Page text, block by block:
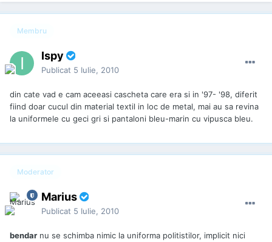
Membru
Ispy
Publicat 5 Iulie, 2010
din cate vad e cam aceeasi cascheta care era si in '97- '98, diferit
fiind doar cucul din material textil in loc de metal, mai au sa revina
la uniformele cu geci gri si pantaloni bleu-marin cu vipusca bleu.
Moderator
Marius
Publicat 5 Iulie, 2010
bendar nu se schimba nimic la uniforma politistilor, implicit nici